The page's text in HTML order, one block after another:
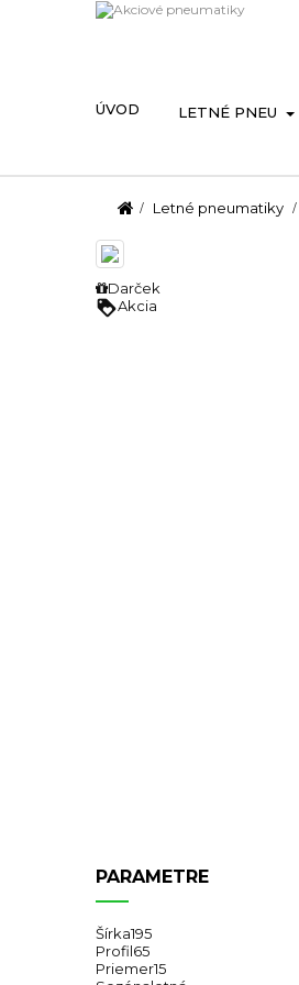
ÚVOD LETNÉ PNEU
Letné pneumatiky
Darček
loyaltyAkcia
PARAMETRE
Šírka195
Profil65
Priemer15